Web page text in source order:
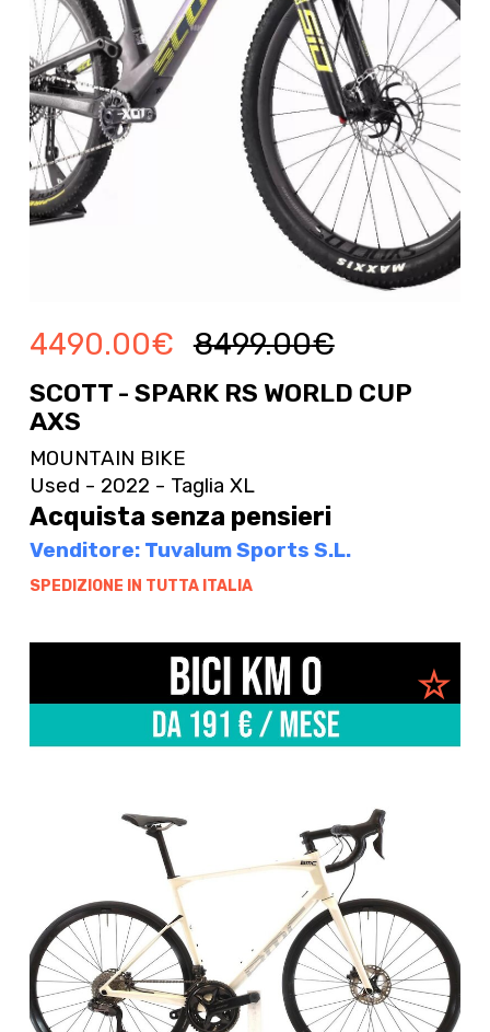
4490.00€ 8499.00€
SCOTT - SPARK RS WORLD CUP
AXS
MOUNTAIN BIKE
Used - 2022 - Taglia XL
Acquista senza pensieri
Venditore: Tuvalum Sports S.L.
SPEDIZIONE IN TUTTA ITALIA